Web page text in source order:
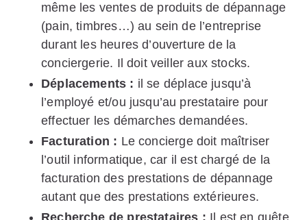
même les ventes de produits de dépannage
(pain, timbres…) au sein de l’entreprise
durant les heures d’ouverture de la
conciergerie. Il doit veiller aux stocks.
Déplacements : il se déplace jusqu’à
l’employé et/ou jusqu’au prestataire pour
effectuer les démarches demandées.
Facturation : Le concierge doit maîtriser
l’outil informatique, car il est chargé de la
facturation des prestations de dépannage
autant que des prestations extérieures.
Recherche de prestataires : Il est en quête